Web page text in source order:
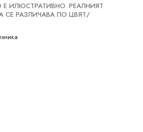
ИЛЮСТРАТИВНО. РЕАЛНИЯТ
РАЗЛИЧАВА ПО ЦВЯТ/